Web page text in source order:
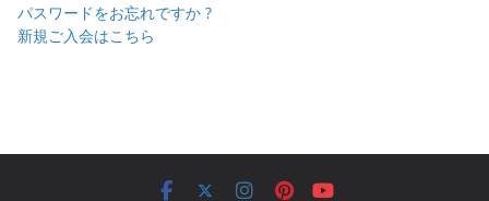
パスワードをお忘れですか ?
新規ご入会はこちら